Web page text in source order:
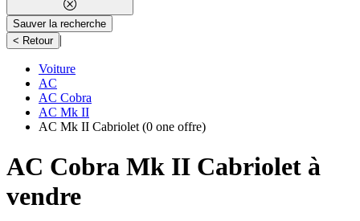
Sauver la recherche
< Retour |
Voiture
AC
AC Cobra
AC Mk II
AC Mk II Cabriolet (0 one offre)
AC Cobra Mk II Cabriolet à
vendre